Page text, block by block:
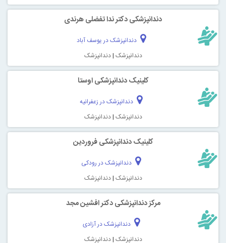
دندانپزشکی دکتر ندا تفضلی هرندی
دندانپزشک در یوسف آباد
دندانپزشک |دندانپزشک
کلینیک دندانپزشکی اوستا
دندانپزشک در زعفرانیه
دندانپزشک |دندانپزشک
کلینیک دندانپزشکی فروردین
دندانپزشک در رودکی
دندانپزشک |دندانپزشک
مرکز دندانپزشکی دکتر افشین مجد
دندانپزشک در آزادی
دندانپزشک |دندانپزشک